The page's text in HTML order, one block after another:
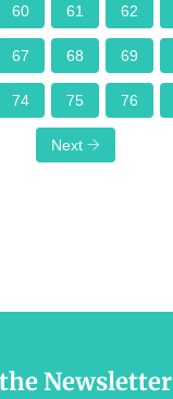
60 61 62
67 68 69
74 75 76
Next
Newsletter